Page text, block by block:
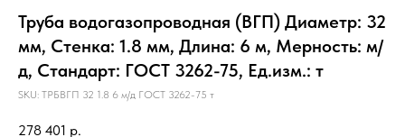
Труба водогазопроводная (ВГП) Диаметр: 32
мм, Стенка: 1.8 мм, Длина: 6 м, Мерность: м/
д, Стандарт: ГОСТ 3262-75, Ед.изм.: т
SKU: ТРБВГП 32 1.8 6 м/д ГОСТ 3262-75 т
278 401 р.